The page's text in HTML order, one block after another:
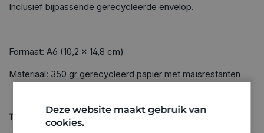
Inclusief bijpassende gerecycleerde envelop.
Formaat: A6 (10,2 x 14,8 cm)
Materiaal: 350 gr gerecycleerd papier met maïsrestanten
Technische specificaties
Deze website maakt gebruik van
cookies.